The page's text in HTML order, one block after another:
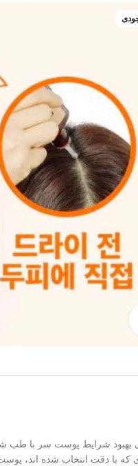
شرایط پوست سر با طب
که با دقت انتخاب شده اند،